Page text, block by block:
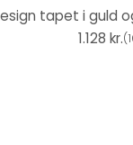
1.128 kr.(